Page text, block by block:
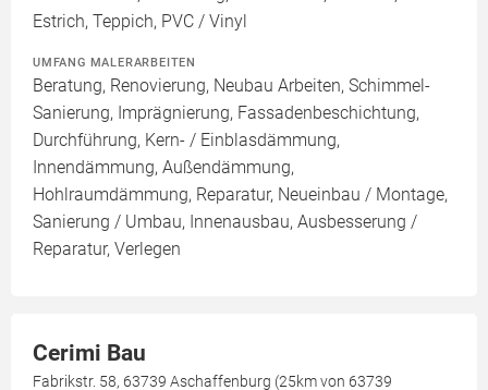
Estrich, Teppich, PVC / Vinyl
UMFANG MALERARBEITEN
Beratung, Renovierung, Neubau Arbeiten, Schimmel-
Sanierung, Imprägnierung, Fassadenbeschichtung,
Durchführung, Kern- / Einblasdämmung,
Innendämmung, Außendämmung,
Hohlraumdämmung, Reparatur, Neueinbau / Montage,
Sanierung / Umbau, Innenausbau, Ausbesserung /
Reparatur, Verlegen
Cerimi Bau
Fabrikstr. 58, 63739 Aschaffenburg (25km von 63739